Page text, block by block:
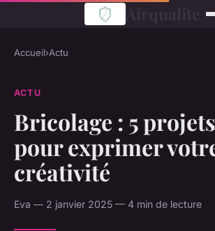
Accueil›Actu
ACTU
Bricolage : 5
pour exprimer
créativité
Eva — 2 janvier 2025 — 4 min de lecture